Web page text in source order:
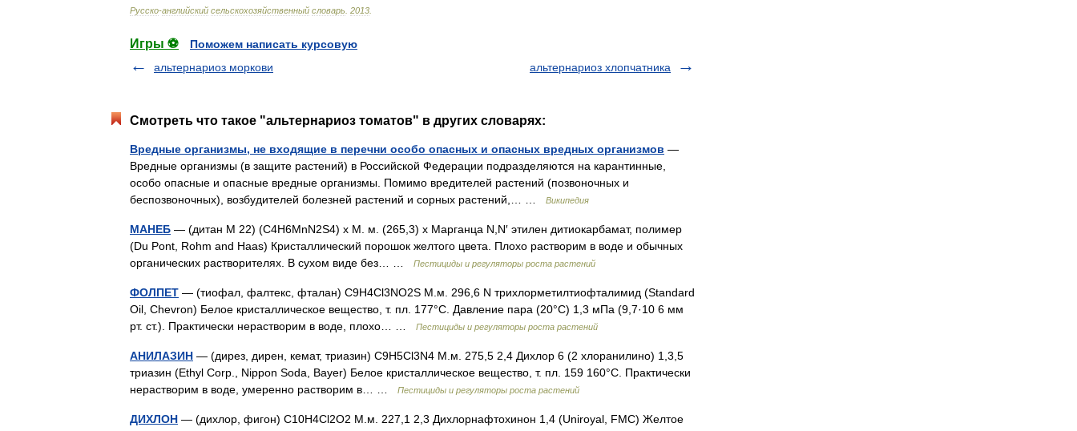
Русско-английский сельскохозяйственный словарь 2013
Игры ⚽
Поможем написать курсовую
альтернариоз моркови
альтернариоз хлопчатника
Смотреть что такое "альтернариоз томатов" в других словарях:
Вредные организмы, не входящие в перечни особо опасных и опасных вредных организмов —
Вредные организмы (в защите растений) в Российской Федерации подразделяются на карантинные,
особо опасные и опасные вредные организмы. Помимо вредителей растений (позвоночных и
беспозвоночных), возбудителей болезней растений и сорных растений,… …
Википедия
МАНЕБ — (дитан М 22) (С4Н6МnN2S4) х М. м. (265,3) х Марганца N,N′ этилен дитиокарбамат, полимер
(Du Pont, Rohm and Haas) Кристаллический порошок желтого цвета. Плохо растворим в воде и обычных
органических растворителях. В сухом виде без… …
Пестициды и регуляторы роста растений
ФОЛПЕТ — (тиофал, фалтекс, фталан) С9Н4Сl3NO2S М.м. 296,6 N трихлорметилтиофталимид (Standard
Oil, Chevron) Белое кристаллическое вещество, т. пл. 177°С. Давление пара (20°С) 1,3 мПа (9,7·10 6 мм
рт. ст.). Практически нерастворим в воде, плохо… …
Пестициды и регуляторы роста растений
АНИЛАЗИН — (дирез, дирен, кемат, триазин) С9Н5Сl3N4 М.м. 275,5 2,4 Дихлор 6 (2 хлоранилино) 1,3,5
триазин (Ethyl Corp., Nippon Soda, Bayer) Белое кристаллическое вещество, т. пл. 159 160°С. Практически
нерастворим в воде, умеренно растворим в… …
Пестициды и регуляторы роста растений
ДИХЛОН — (дихлор, фигон) С10H4Cl2O2 М.м. 227,1 2,3 Дихлорнафтохинон 1,4 (Uniroyal, FMC) Желтое